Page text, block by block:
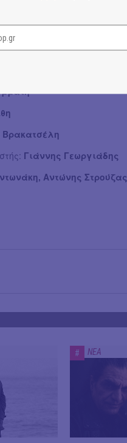
Μανιατόπουλος
Βρακατσέλη
Γιάννης Γεωργιάδης
Αντώνης Στρούζας
# ΝΕΑ